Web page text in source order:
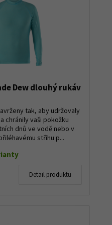
Dew dlouhý rukáv
tak, aby udržovaly
a chránily vaši pokožku
dnů ve vodě nebo v
střihu p...
Detail produktu